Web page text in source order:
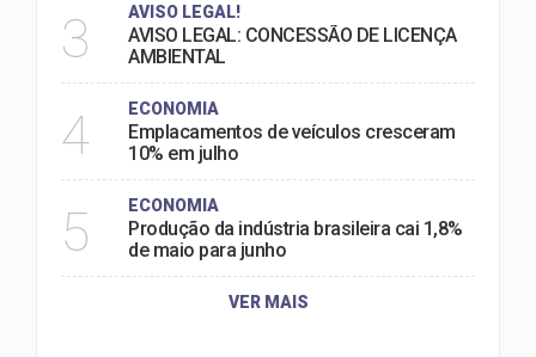
3 AVISO LEGAL!
AVISO LEGAL: CONCESSÃO DE LICENÇA
AMBIENTAL
4 ECONOMIA
Emplacamentos de veículos cresceram
10% em julho
5 ECONOMIA
Produção da indústria brasileira cai 1,8%
de maio para junho
VER MAIS